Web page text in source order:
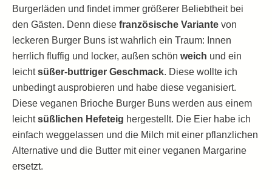
Burgerläden und findet immer größerer Beliebtheit bei
den Gästen. Denn diese französische Variante von
leckeren Burger Buns ist wahrlich ein Traum: Innen
herrlich fluffig und locker, außen schön weich und ein
leichtsüßer-buttriger Geschmack. Diese wollte ich
unbedingt ausprobieren und habe diese veganisiert.
Diese veganen Brioche Burger Buns werden aus einem
leichtsüßlichen Hefeteig hergestellt. Die Eier habe ich
einfach weggelassen und die Milch mit einer pflanzlichen
Alternative und die Butter mit einer veganen Margarine
ersetzt.